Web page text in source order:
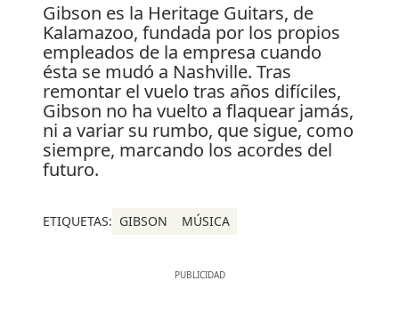
Gibson es la Heritage Guitars, de
Kalamazoo, fundada por los propios
empleados de la empresa cuando
ésta se mudó a Nashville. Tras
remontar el vuelo tras años difíciles,
Gibson no ha vuelto a flaquear jamás,
ni a variar su rumbo, que sigue, como
siempre, marcando los acordes del
futuro.
ETIQUETAS: GIBSON MÚSICA